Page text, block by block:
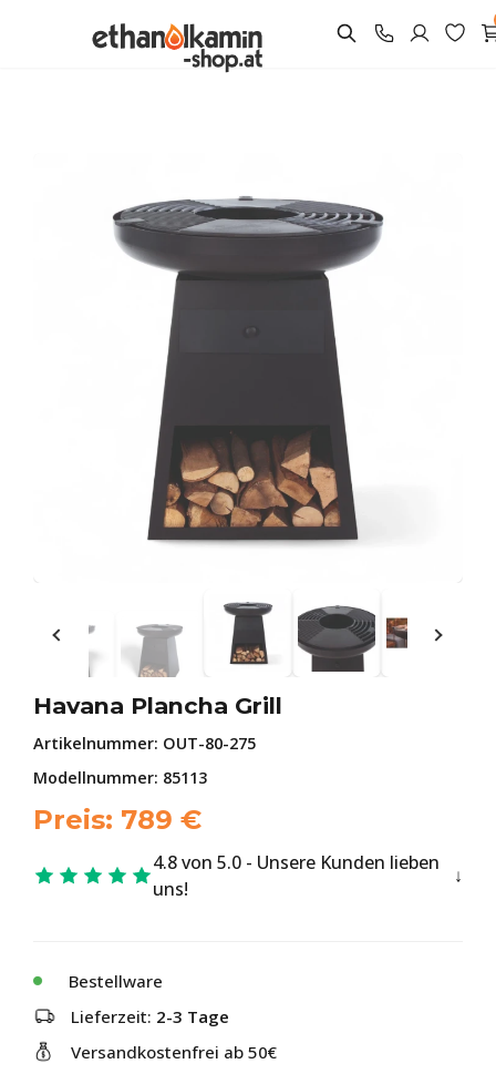
Havana Plancha Grill
Artikelnummer: OUT-80-275
Modellnummer: 85113
Preis: 789 €
4.8 von 5.0 - Unsere Kunden lieben
uns!
Bestellware
Lieferzeit: 2-3 Tage
Versandkostenfrei ab 50€